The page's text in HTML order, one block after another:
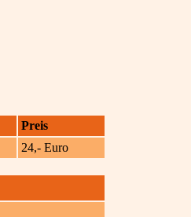
Preis
24,- Euro